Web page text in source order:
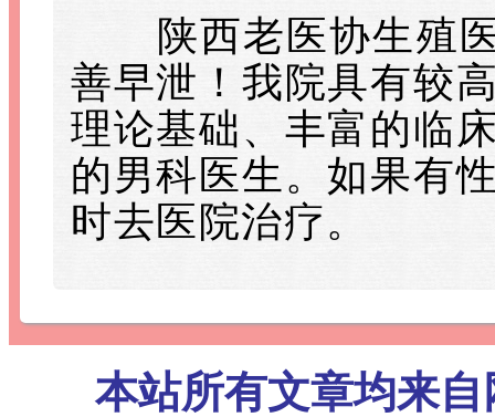
陕西老医协生殖医
善早泄！我院具有较
理论基础、丰富的临
的男科医生。如果有
时去医院治疗。
本站所有文章均来自